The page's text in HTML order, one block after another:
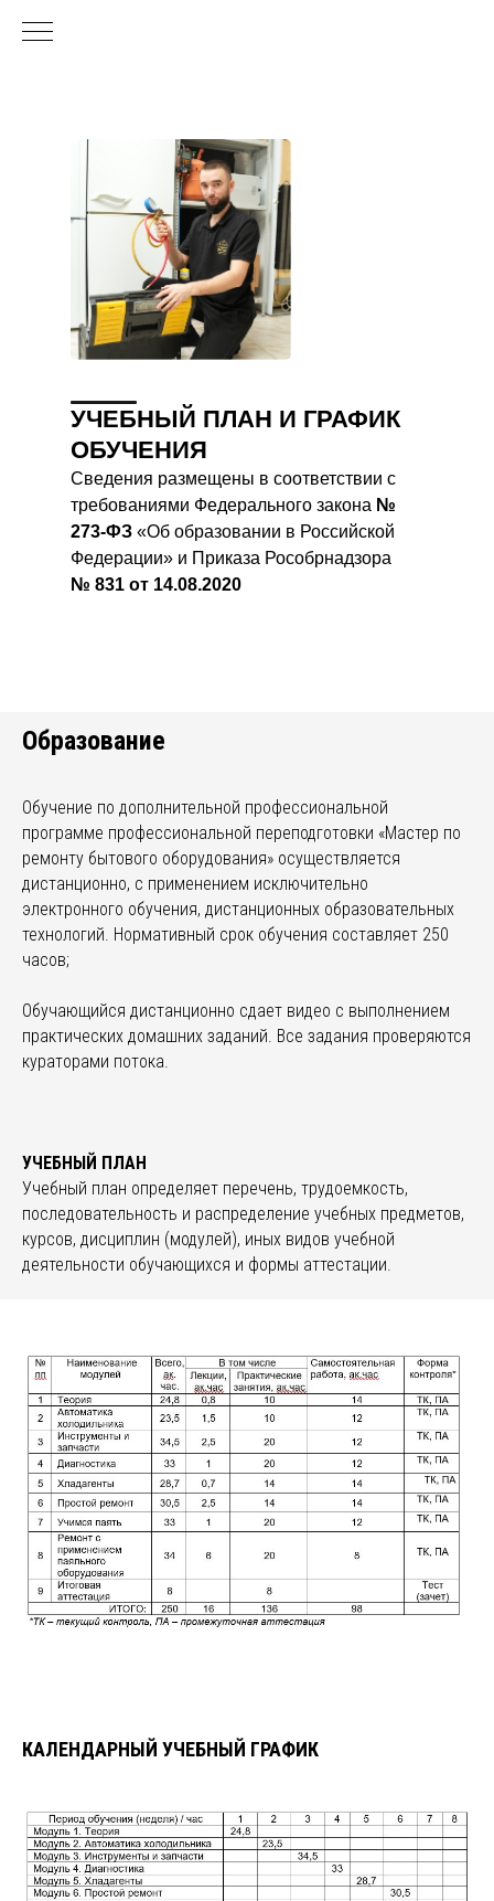
УЧЕБНЫЙ ПЛАН И ГРАФИК
ОБУЧЕНИЯ
Сведения размещены в соответствии с
требованиями Федерального закона №
273-ФЗ «Об образовании в Российской
Федерации» и Приказа Рособрнадзора
№ 831 от 14.08.2020
Образование
Обучение по дополнительной профессиональной
программе профессиональной переподготовки «Мастер по
ремонту бытового оборудования» осуществляется
дистанционно, с применением исключительно
электронного обучения, дистанционных образовательных
технологий. Нормативный срок обучения составляет 250
часов;
Обучающийся дистанционно сдает видео с выполнением
практических домашних заданий. Все задания проверяются
кураторами потока.
УЧЕБНЫЙ ПЛАН
Учебный план определяет перечень, трудоемкость,
последовательность и распределение учебных предметов,
курсов, дисциплин (модулей), иных видов учебной
деятельности обучающихся и формы аттестации.
КАЛЕНДАРНЫЙ УЧЕБНЫЙ ГРАФИК